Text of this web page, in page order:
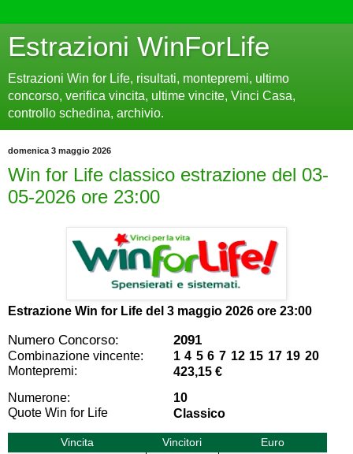
Estrazioni WinForLife
Estrazioni Win for Life, risultati, montepremi, ultimo
concorso, verifica vincita, ultime vincite, Vinci Casa,
controllo schedina, archivio.
domenica 3 maggio 2026
Win for Life classico estrazione del 03-
05-2026 ore 23:00
Estrazione Win for Life del 3 maggio 2026 ore 23:00
Numero Concorso: 2091
Combinazione vincente:
1 4 5 6 7 12 15 17 19 20
Montepremi:
423,15 €
Numerone:
10
Quote Win for Life
Classico
Vincita Vincitori
Euro